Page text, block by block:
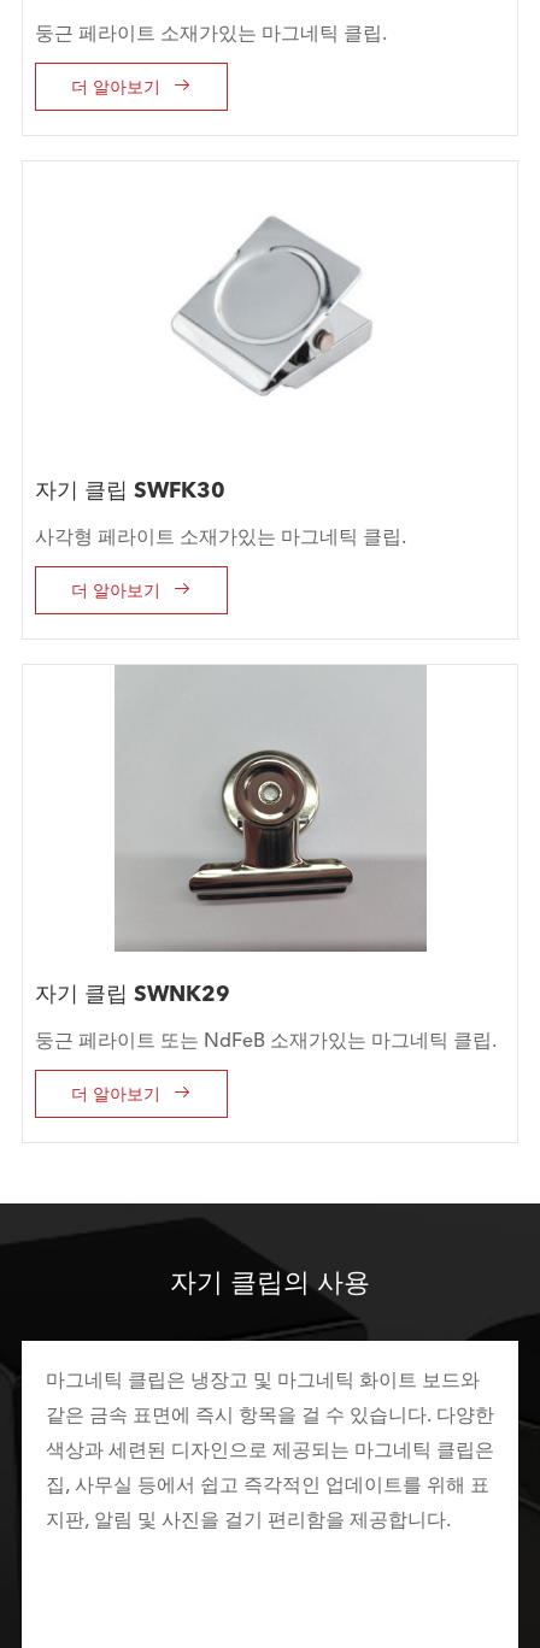
둥근 페라이트 소재가있는 마그네틱 클립.
더 알아보기 
자기 클립 SWFK30
사각형 페라이트 소재가있는 마그네틱 클립.
더 알아보기 
자기 클립 SWNK29
둥근 페라이트 또는 NdFeB 소재가있는 마그네틱 클립.
더 알아보기 
자기 클립의 사용
마그네틱 클립은 냉장고 및 마그네틱 화이트 보드와
같은 금속 표면에 즉시 항목을 걸 수 있습니다. 다양한
색상과 세련된 디자인으로 제공되는 마그네틱 클립은
집, 사무실 등에서 쉽고 즉각적인 업데이트를 위해 표
지판, 알림 및 사진을 걸기 편리함을 제공합니다.